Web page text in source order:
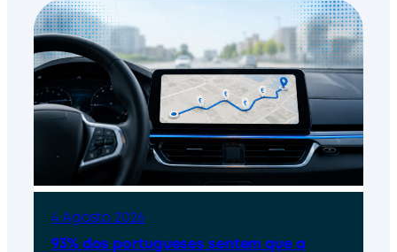
4 Agosto 2026
93% dos portugueses sentem que a